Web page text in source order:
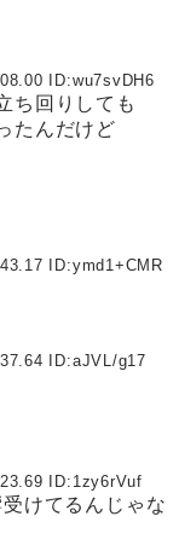
ID:wu7svDH6
ち回りしても
たんだけど
ID:ymd1+CMR
ID:aJVL/g17
ID:1zy6rVuf
けてるんじゃな